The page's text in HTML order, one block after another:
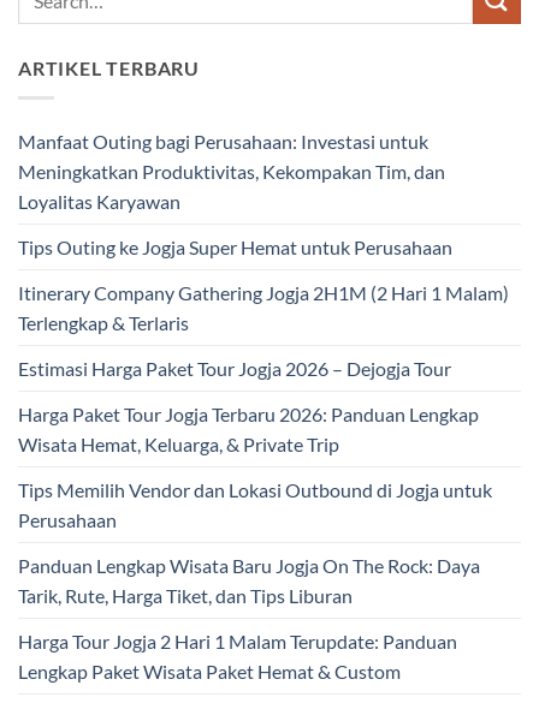
ARTIKEL TERBARU
Manfaat Outing bagi Perusahaan: Investasi untuk
Meningkatkan Produktivitas, Kekompakan Tim, dan
Loyalitas Karyawan
Tips Outing ke Jogja Super Hemat untuk Perusahaan
Itinerary Company Gathering Jogja 2H1M (2 Hari 1 Malam)
Terlengkap & Terlaris
Estimasi Harga Paket Tour Jogja 2026 – Dejogja Tour
Harga Paket Tour Jogja Terbaru 2026: Panduan Lengkap
Wisata Hemat, Keluarga, & Private Trip
Tips Memilih Vendor dan Lokasi Outbound di Jogja untuk
Perusahaan
Panduan Lengkap Wisata Baru Jogja On The Rock: Daya
Tarik, Rute, Harga Tiket, dan Tips Liburan
Harga Tour Jogja 2 Hari 1 Malam Terupdate: Panduan
Lengkap Paket Wisata Paket Hemat & Custom